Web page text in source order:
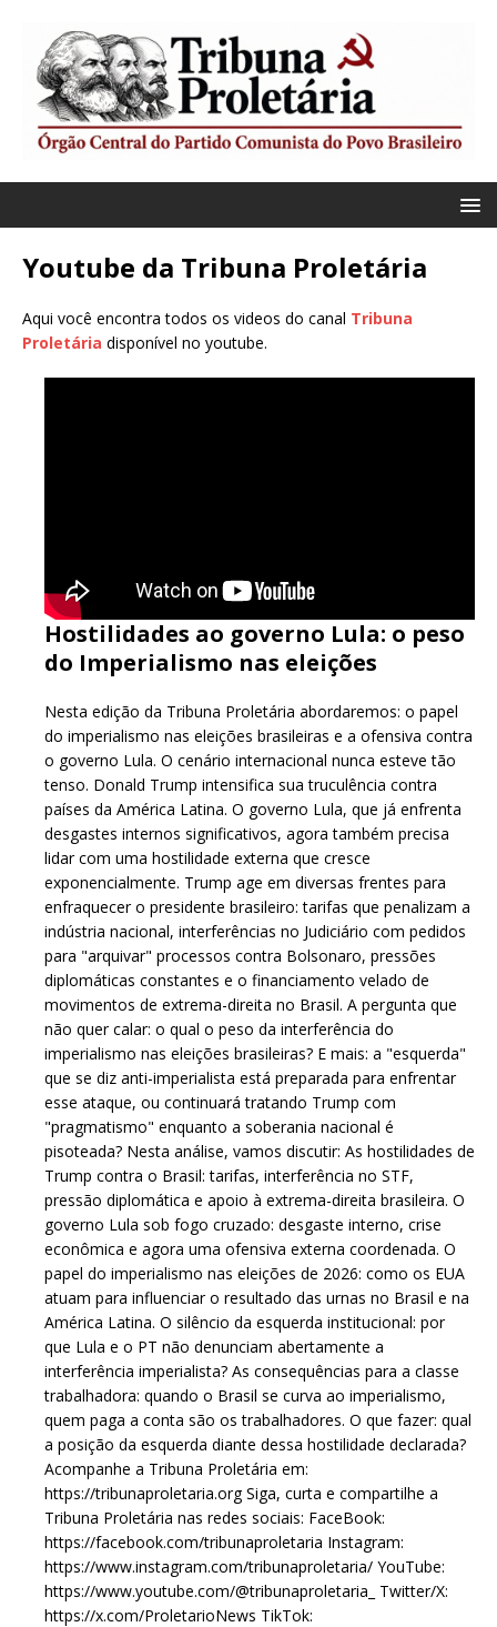
Youtube da Tribuna Proletária
Aqui você encontra todos os videos do canal Tribuna
Proletária disponível no youtube.
Hostilidades ao governo Lula: o peso
do Imperialismo nas eleições
Nesta edição da Tribuna Proletária abordaremos: o papel
do imperialismo nas eleições brasileiras e a ofensiva contra
o governo Lula. O cenário internacional nunca esteve tão
tenso. Donald Trump intensifica sua truculência contra
países da América Latina. O governo Lula, que já enfrenta
desgastes internos significativos, agora também precisa
lidar com uma hostilidade externa que cresce
exponencialmente. Trump age em diversas frentes para
enfraquecer o presidente brasileiro: tarifas que penalizam a
indústria nacional, interferências no Judiciário com pedidos
para "arquivar" processos contra Bolsonaro, pressões
diplomáticas constantes e o financiamento velado de
movimentos de extrema-direita no Brasil. A pergunta que
não quer calar: o qual o peso da interferência do
imperialismo nas eleições brasileiras? E mais: a "esquerda"
que se diz anti-imperialista está preparada para enfrentar
esse ataque, ou continuará tratando Trump com
"pragmatismo" enquanto a soberania nacional é
pisoteada? Nesta análise, vamos discutir: As hostilidades de
Trump contra o Brasil: tarifas, interferência no STF,
pressão diplomática e apoio à extrema-direita brasileira. O
governo Lula sob fogo cruzado: desgaste interno, crise
econômica e agora uma ofensiva externa coordenada. O
papel do imperialismo nas eleições de 2026: como os EUA
atuam para influenciar o resultado das urnas no Brasil e na
América Latina. O silêncio da esquerda institucional: por
que Lula e o PT não denunciam abertamente a
interferência imperialista? As consequências para a classe
trabalhadora: quando o Brasil se curva ao imperialismo,
quem paga a conta são os trabalhadores. O que fazer: qual
a posição da esquerda diante dessa hostilidade declarada?
Acompanhe a Tribuna Proletária em:
https://tribunaproletaria.org Siga, curta e compartilhe a
Tribuna Proletária nas redes sociais: FaceBook:
https://facebook.com/tribunaproletaria Instagram:
https://www.instagram.com/tribunaproletaria/ YouTube:
https://www.youtube.com/@tribunaproletaria_ Twitter/X:
https://x.com/ProletarioNews TikTok: